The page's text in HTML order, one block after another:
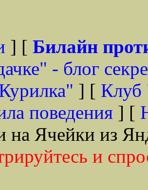
] [ Билайн
- блог
] [ Клуб
поведения ] [
на Ячейки из
и